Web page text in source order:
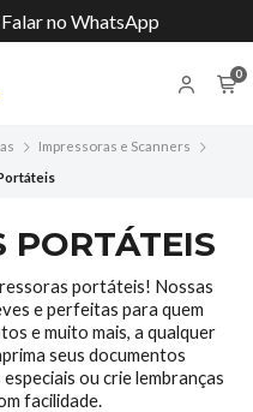
no WhatsApp
0
Impressoras e Scanners
PORTÁTEIS
portáteis! Nossas
e perfeitas para quem
e muito mais, a qualquer
seus documentos
ou crie lembranças
facilidade.